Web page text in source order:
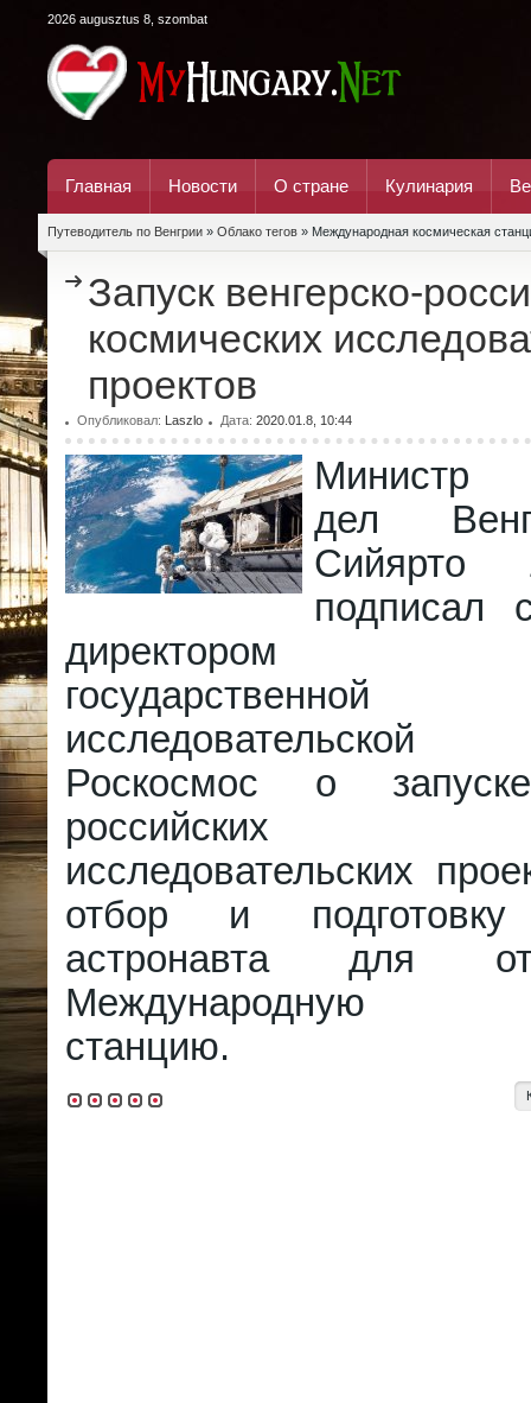
2026 augusztus 8, szombat
Главная Новости О стране Кулинария
Путеводитель по Венгрии » Облако тегов » Международная космическая
Запуск венгерско-
космических
проектов
Опубликовал: Laszlo Дата: 2020.01.8, 10:44
Министр
дел
Сийярто
подписал
директором
государственной
Роскосмос о
российских
исследовательских
отбор и подготовку
астронавта для
Международную
станцию.